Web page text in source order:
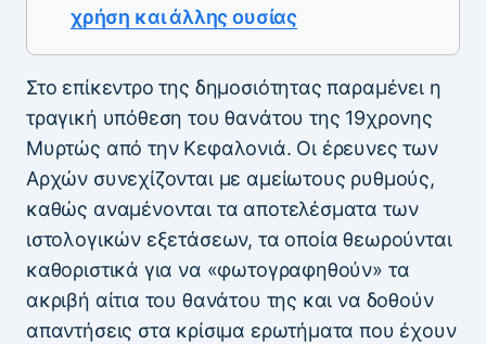
χρήση και άλλης ουσίας
Στο επίκεντρο της δημοσιότητας παραμένει η
τραγική υπόθεση του θανάτου της 19χρονης
Μυρτώς από την Κεφαλονιά. Οι έρευνες των
Αρχών συνεχίζονται με αμείωτους ρυθμούς,
καθώς αναμένονται τα αποτελέσματα των
ιστολογικών εξετάσεων, τα οποία θεωρούνται
καθοριστικά για να «φωτογραφηθούν» τα
ακριβή αίτια του θανάτου της και να δοθούν
απαντήσεις στα κρίσιμα ερωτήματα που έχουν